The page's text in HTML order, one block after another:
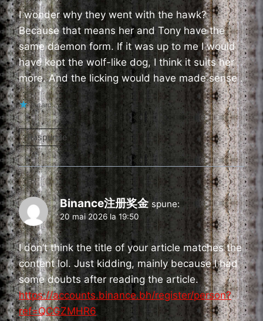
I wonder why they went with the hawk?
Because that means her and Tony have the
same daemon form. If it was up to me I would
have kept the wolf-like dog, I think it suits her
more. And the licking would have made sense .
Încarc...
Răspunde
Binance注册奖金 spune:
20 mai 2026 la 19:50
I don’t think the title of your article matches the
content lol. Just kidding, mainly because I had
some doubts after reading the article.
https://accounts.binance.bh/register/person?
ref=QCGZMHR6